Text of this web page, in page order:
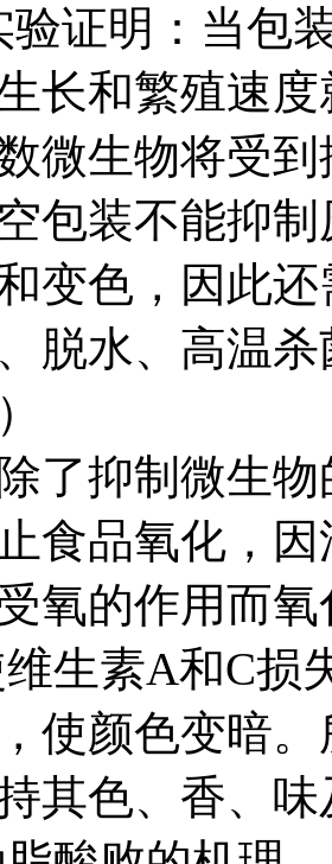
验证明：当包
长和繁殖速
微生物将受
空包装不能抑
变色，因此
脱水、高温
了抑制微生
食品氧化，
氧的作用而
生素A和C损
使颜色变暗
其色、香、